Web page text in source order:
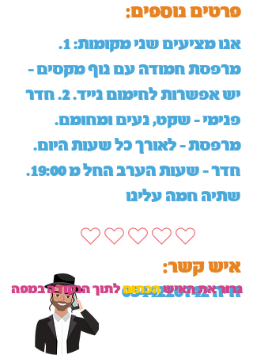
:פרטים נוספים
אנו מציעים שני מקומות: 1.
מרפסת חמודה עם נוף מקסים -
יש אפשרות לחימום נייד. 2. חדר
פנימי - שקט, נעים ומחומם.
מרפסת - לאורך כל שעות היום.
חדר - שעות הערב החל מ 19:00.
שתיה חמה עלינו
חיה0544220742
:איש קשר
גרור את האישהכתוםלתוך הנקודה במפה